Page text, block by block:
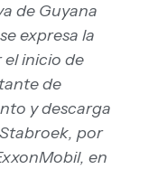
de Guyana
expresa la
inicio de
de
y descarga
por
en